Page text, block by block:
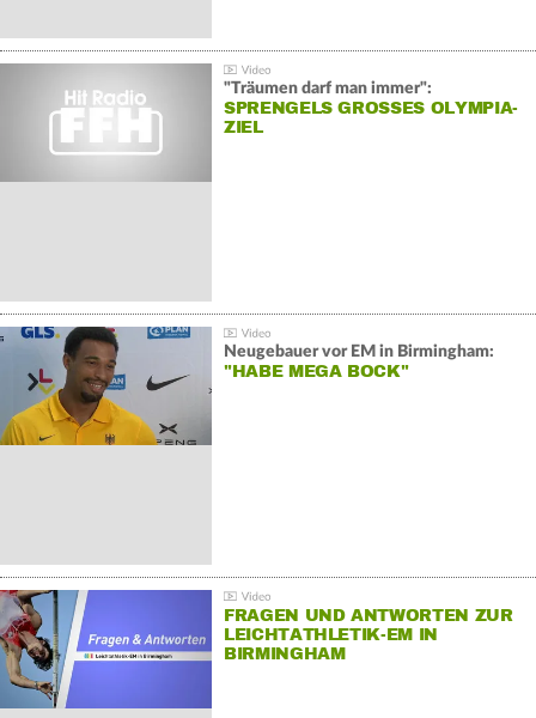
"Träumen darf man immer":
SPRENGELS GROSSES OLYMPIA-Z
IEL
Neugebauer vor EM in Birmingham:
"HABE MEGA BOCK"
FRAGEN UND ANTWORTEN ZUR
LEICHTATHLETIK-EM IN
BIRMINGHAM